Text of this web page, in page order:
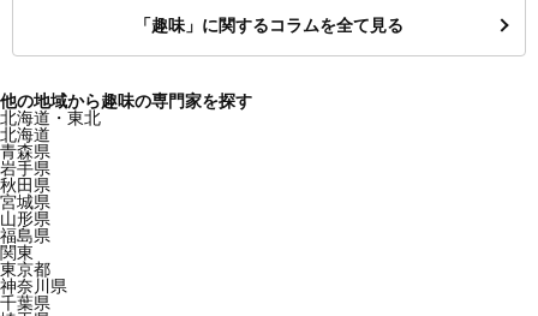
「趣味」に関するコラムを全て見る
他の地域から趣味の専門家を探す
北海道・東北
北海道
青森県
岩手県
秋田県
宮城県
山形県
福島県
関東
東京都
神奈川県
千葉県